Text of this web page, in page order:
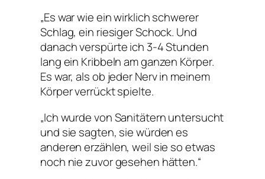
„Es war wie ein wirklich schwerer
Schlag, ein riesiger Schock. Und
danach verspürte ich 3-4 Stunden
lang ein Kribbeln am ganzen Körper.
Es war, als ob jeder Nerv in meinem
Körper verrückt spielte.
„Ich wurde von Sanitätern untersucht
und sie sagten, sie würden es
anderen erzählen, weil sie so etwas
noch nie zuvor gesehen hätten.“